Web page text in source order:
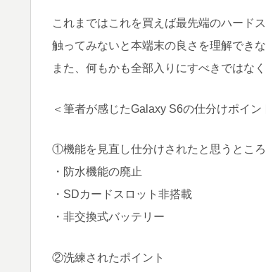
これまではこれを買えば最先端のハード
触ってみないと本端末の良さを理解でき
また、何もかも全部入りにすべきではな
＜筆者が感じたGalaxy S6の仕分けポイン
①機能を見直し仕分けされたと思うところ
・防水機能の廃止
・SDカードスロット非搭載
・非交換式バッテリー
②洗練されたポイント